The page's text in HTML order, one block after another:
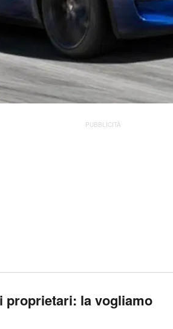
PUBBLICITÀ
proprietari: la vogliamo